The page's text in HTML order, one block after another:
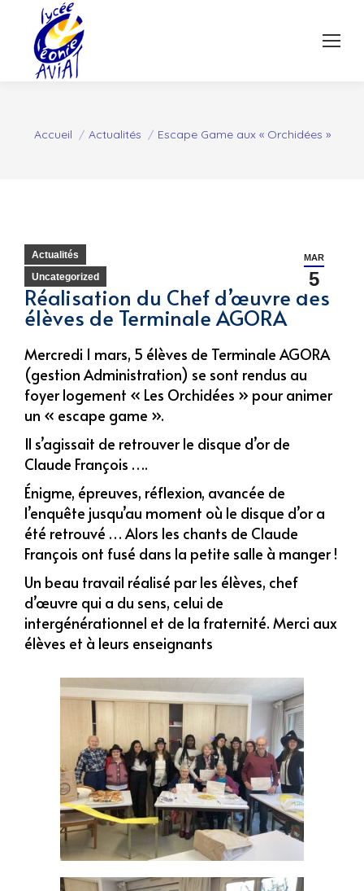
Vous êtes ici :
Accueil Actualités Escape Game aux « Orchidées »
MAR
5
Actualités
Uncategorized
Réalisation du Chef d’œuvre des
élèves de Terminale AGORA
Mercredi 1 mars, 5 élèves de Terminale AGORA
(gestion Administration) se sont rendus au
foyer logement « Les Orchidées » pour animer
un « escape game ».
Il s’agissait de retrouver le disque d’or de
Claude François ….
Énigme, épreuves, réflexion, avancée de
l’enquête jusqu’au moment où le disque d’or a
été retrouvé … Alors les chants de Claude
François ont fusé dans la petite salle à manger !
Un beau travail réalisé par les élèves, chef
d’œuvre qui a du sens, celui de
intergénérationnel et de la fraternité. Merci aux
élèves et à leurs enseignants